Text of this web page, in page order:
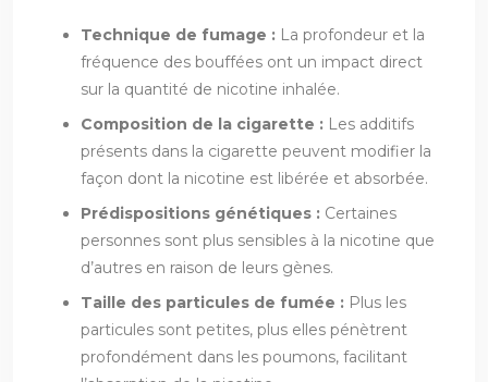
Technique de fumage : La profondeur et la
fréquence des bouffées ont un impact direct
sur la quantité de nicotine inhalée.
Composition de la cigarette : Les additifs
présents dans la cigarette peuvent modifier la
façon dont la nicotine est libérée et absorbée.
Prédispositions génétiques : Certaines
personnes sont plus sensibles à la nicotine que
d’autres en raison de leurs gènes.
Taille des particules de fumée : Plus les
particules sont petites, plus elles pénètrent
profondément dans les poumons, facilitant